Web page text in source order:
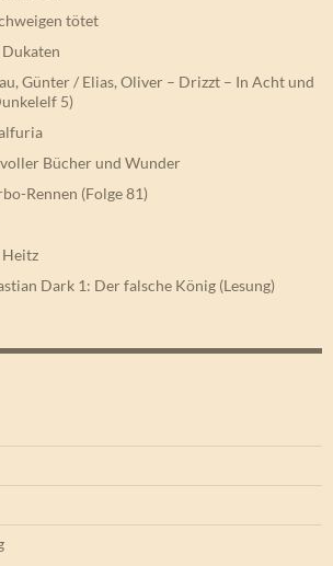
tötet
Günter / Elias, Oliver – Drizzt – In Acht und
5)
Bücher und Wunder
Rennen (Folge 81)
Dark 1: Der falsche König (Lesung)